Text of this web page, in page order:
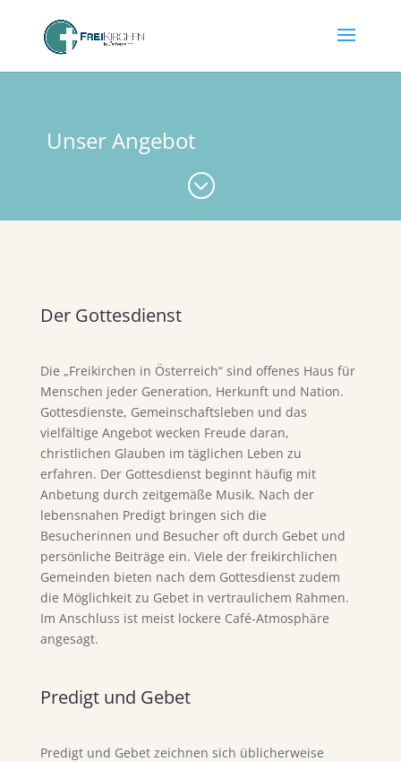
Unser Angebot
;
Der Gottesdienst
Die „Freikirchen in Österreich“ sind offenes Haus für
Menschen jeder Generation, Herkunft und Nation.
Gottesdienste, Gemeinschaftsleben und das
vielfältige Angebot wecken Freude daran,
christlichen Glauben im täglichen Leben zu
erfahren. Der Gottesdienst beginnt häufig mit
Anbetung durch zeitgemäße Musik. Nach der
lebensnahen Predigt bringen sich die
Besucherinnen und Besucher oft durch Gebet und
persönliche Beiträge ein. Viele der freikirchlichen
Gemeinden bieten nach dem Gottesdienst zudem
die Möglichkeit zu Gebet in vertraulichem Rahmen.
Im Anschluss ist meist lockere Café-Atmosphäre
angesagt.
Predigt und Gebet
Predigt und Gebet zeichnen sich üblicherweise